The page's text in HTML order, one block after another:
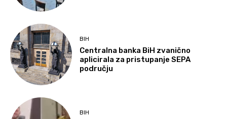
BIH
Centralna banka BiH zvanično
aplicirala za pristupanje SEPA
području
BIH